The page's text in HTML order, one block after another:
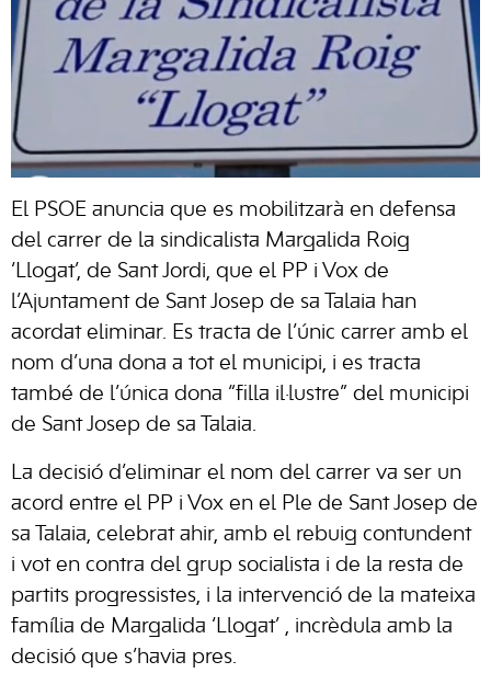
El PSOE anuncia que es mobilitzarà en defensa
del carrer de la sindicalista Margalida Roig
‘Llogat’, de Sant Jordi, que el PP i Vox de
l’Ajuntament de Sant Josep de sa Talaia han
acordat eliminar. Es tracta de l’únic carrer amb el
nom d’una dona a tot el municipi, i es tracta
també de l’única dona “filla il·lustre” del municipi
de Sant Josep de sa Talaia.
La decisió d’eliminar el nom del carrer va ser un
acord entre el PP i Vox en el Ple de Sant Josep de
sa Talaia, celebrat ahir, amb el rebuig contundent
i vot en contra del grup socialista i de la resta de
partits progressistes, i la intervenció de la mateixa
família de Margalida ‘Llogat’ , incrèdula amb la
decisió que s’havia pres.